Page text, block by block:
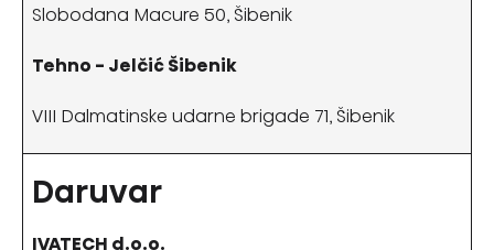
Slobodana Macure 50, Šibenik
Tehno - Jelčić Šibenik
VIII Dalmatinske udarne brigade 71, Šibenik
Daruvar
IVATECH d.o.o.